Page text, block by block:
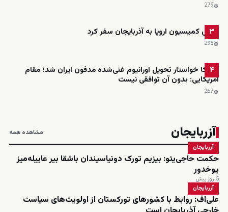
279
۳
رئیس کمیسیون اروپا به آذربایجان سفر کرد
295
۴
آمریکا خواستار تحویل اورانیوم غنی‌شده مدفون ایران شد؛ مقام
آمریکایی: بدون آن توافقی نیست
267
آزربایجان مشاهده همه
آزربایجان
حکمت حاجی‌یئو: بیزیم تورک دونیاسیندان باشقا بیر عاییله‌میز
یوخدور
5 روز پیش
آزربایجان
علی‌اف: روابط با کشورهای تورکستان از اولویت‌های سیاست